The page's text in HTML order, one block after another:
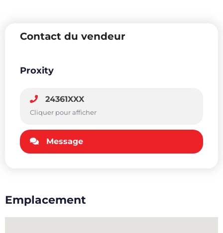
Contact du vendeur
Proxity
24361XXX
Cliquer pour afficher
Message
Emplacement